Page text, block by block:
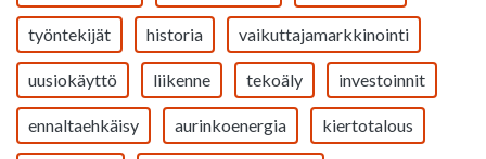
työntekijät historia vaikuttajamarkkinointi
uusiokäyttö liikenne tekoäly investoinnit
ennaltaehkäisy aurinkoenergia kiertotalous